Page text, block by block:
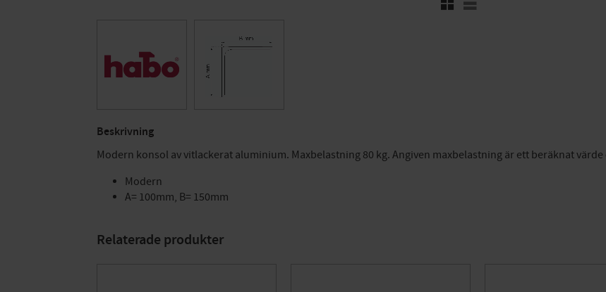
Beskrivning
Modern konsol av vitlackerat aluminium. Maxbelastning 80 kg. Angiven maxbelastning är ett beräknat
Modern
A= 100mm, B= 150mm
Relaterade produkter